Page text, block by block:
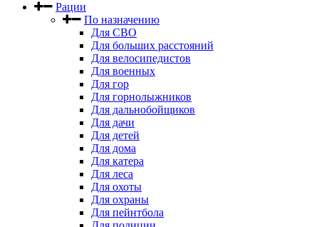
Рации
По назначению
Для СВО
Для больших расстояний
Для велосипедистов
Для военных
Для гор
Для горнолыжников
Для дальнобойщиков
Для дачи
Для детей
Для дома
Для катера
Для леса
Для охоты
Для охраны
Для пейнтбола